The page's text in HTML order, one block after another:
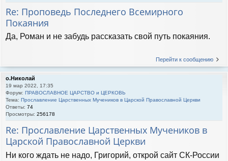
Re: Проповедь Последнего Всемирного
Покаяния
Да, Роман и не забудь рассказать свой путь покаяния.
Перейти к сообщению
о.Николай
19 мар 2022, 17:35
Форум: ПРАВОСЛАВНОЕ ЦАРСТВО и ЦЕРКОВЬ
Тема: Прославление Царственных Мучеников в Царской Православной Церкви
Ответы: 74
Просмотры: 256178
Re: Прославление Царственных Мучеников в
Царской Православной Церкви
Ни кого ждать не надо, Григорий, открой сайт СК-России